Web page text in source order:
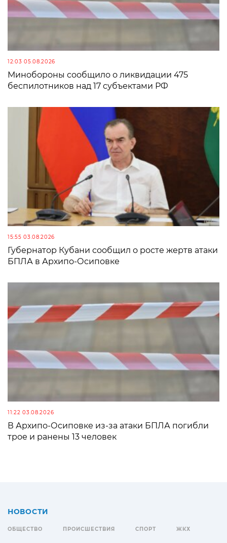
12:03 05.08.2026
Минобороны сообщило о ликвидации 475
беспилотников над 17 субъектами РФ
15:55 03.08.2026
Губернатор Кубани сообщил о росте жертв атаки
БПЛА в Архипо-Осиповке
11:22 03.08.2026
В Архипо-Осиповке из-за атаки БПЛА погибли
трое и ранены 13 человек
НОВОСТИ
ОБЩЕСТВО ПРОИСШЕСТВИЯ СПОРТ ЖКХ